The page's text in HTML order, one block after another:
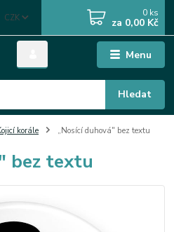
Menu
CZK
Hledat
0 ks
za 0,00 Kč
korále „Nosící duhová" bez textu
bez textu